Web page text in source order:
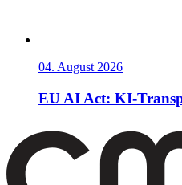
04. August 2026
EU AI Act: KI-